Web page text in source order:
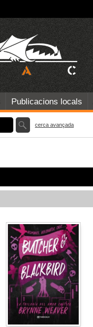
Publicacions locals
cerca avançada